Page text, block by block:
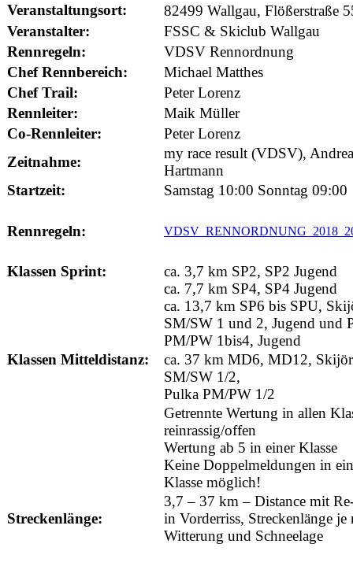
Veranstaltungsort:
82499 Wallgau, Flößerstraße
Veranstalter:
FSSC & Skiclub Wallgau
Rennregeln:
VDSV Rennordnung
Chef Rennbereich:
Michael Matthes
Chef Trail:
Peter Lorenz
Rennleiter:
Maik Müller
Co-Rennleiter:
Peter Lorenz
Zeitnahme:
my race result (VDSV),
Hartmann
Startzeit:
Samstag 10:00 Sonntag 09:00
Rennregeln:
Klassen Sprint:
ca. 3,7 km SP2, SP2 Jugend
ca. 7,7 km SP4, SP4 Jugend
ca. 13,7 km SP6 bis SPU,
SM/SW 1 und 2, Jugend und
PM/PW 1bis4, Jugend
Klassen Mitteldistanz:
ca. 37 km MD6, MD12,
SM/SW 1/2,
Pulka PM/PW 1/2
Getrennte Wertung in allen
reinrassig/offen
Wertung ab 5 in einer Klasse
Keine Doppelmeldungen in
Klasse möglich!
Streckenlänge:
3,7 – 37 km – Distance mit
in Vorderriss, Streckenlänge je
Witterung und Schneelage